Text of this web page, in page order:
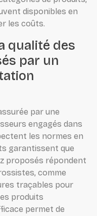
disponibles en
les coûts.
qualité des
par un
par une
engagés dans
les normes en
garantissent que
proposés répondent
comme
traçables pour
produits
permet de